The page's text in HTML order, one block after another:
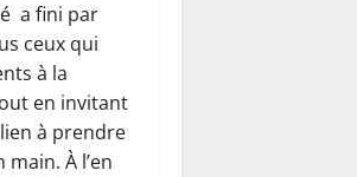
a fini par
ceux qui
à la
en invitant
à prendre
À l’en